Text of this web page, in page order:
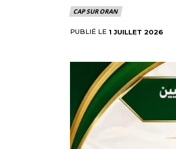
CAP SUR ORAN
PUBLIÉ LE 1 JUILLET 2026